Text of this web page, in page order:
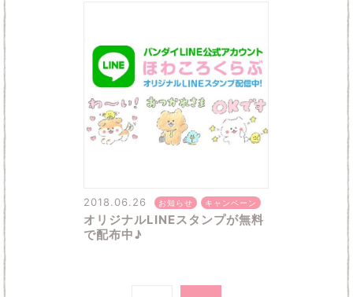
2018.06.26 お知らせ キャンペーン
オリジナルLINEスタンプが無料
で配布中♪